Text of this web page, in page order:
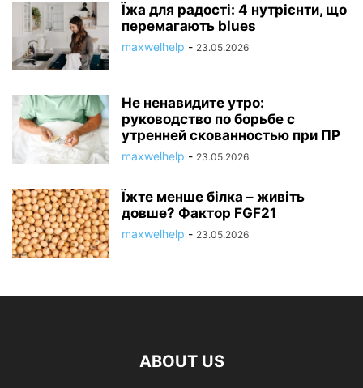
Їжа для радості: 4 нутрієнти, що
перемагають blues
maxwelhelp - 23.05.2026
Не ненавидите утро:
руководство по борьбе с
утренней скованностью при ПР
maxwelhelp - 23.05.2026
Їжте менше білка – живіть
довше? Фактор FGF21
maxwelhelp - 23.05.2026
ABOUT US